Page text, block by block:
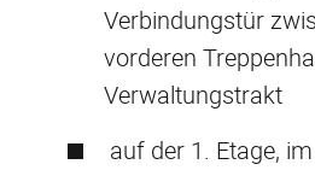
Verbindungstür
vorderen
Verwaltungstrakt
auf der 1. Etage,